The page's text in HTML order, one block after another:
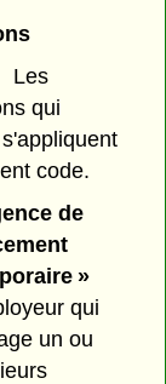
Les
qui
code.
de
»
qui
un ou